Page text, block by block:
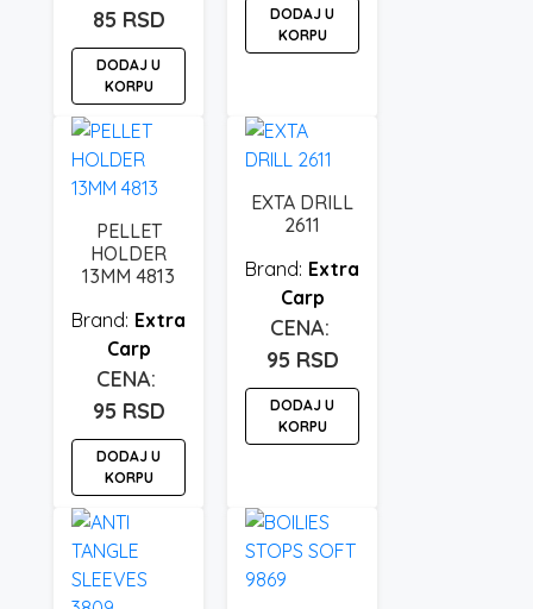
85 RSD
DODAJ U
KORPU
DODAJ U
KORPU
PELLET
HOLDER
13MM 4813
Extra
Carp
95 RSD
DODAJ U
KORPU
EXTA DRILL
2611
Extra
Carp
95 RSD
DODAJ U
KORPU